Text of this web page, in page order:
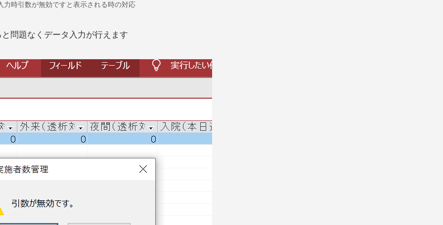
力時引数が無効ですと表示される時の対応
問題なくデータ入力が行えます